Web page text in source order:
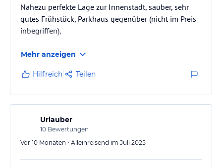
Nahezu perfekte Lage zur Innenstadt, sauber, sehr
gutes Frühstück, Parkhaus gegenüber (nicht im Preis
inbegriffen),
Mehr anzeigen
Hilfreich Teilen
Urlauber
10 Bewertungen
Vor 10 Monaten • Alleinreisend im Juli 2025